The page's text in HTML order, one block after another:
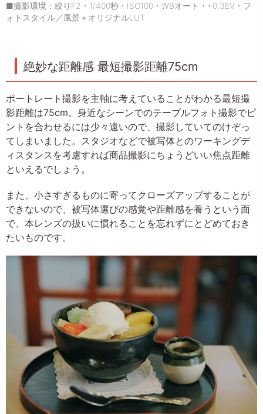
■撮影環境：絞りF2・1/400秒・ISO100・WBオート・+0.3EV・フ
ォトスタイル／風景＋オリジナルLUT
絶妙な距離感 最短撮影距離75cm
ポートレート撮影を主軸に考えていることがわかる最短撮
影距離は75cm。身近なシーンでのテーブルフォト撮影でピ
ントを合わせるには少々遠いので、撮影していてのけぞっ
てしまいました。スタジオなどで被写体とのワーキングデ
ィスタンスを考慮すれば商品撮影にちょうどいい焦点距離
といえるでしょう。
また、小さすぎるものに寄ってクローズアップすることが
できないので、被写体選びの感覚や距離感を養うという面
で、本レンズの扱いに慣れることを忘れずにとどめておき
たいものです。